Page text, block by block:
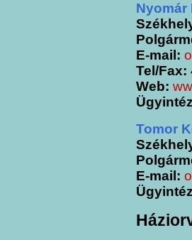
Nyomár
E-mail:
Tel/Fax:
Web:
Tomor
E-mail: